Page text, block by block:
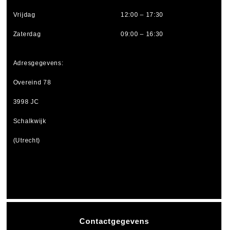
Contactgegevens
Vrijdag 12:00 – 17:30
Zaterdag 09:00 – 16:30
Adresgegevens:
Overeind 78
3998 JC
Schalkwijk
(Utrecht)